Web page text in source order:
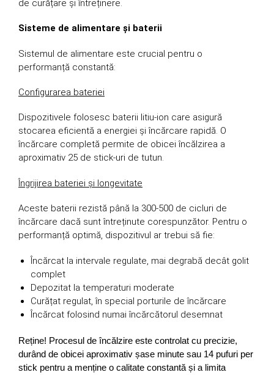
de curățare și întreținere.
Sisteme de alimentare și baterii
Sistemul de alimentare este crucial pentru o
performanță constantă:
Configurarea bateriei
Dispozitivele folosesc baterii litiu-ion care asigură
stocarea eficientă a energiei și încărcare rapidă. O
încărcare completă permite de obicei încălzirea a
aproximativ 25 de stick-uri de tutun.
Îngrijirea bateriei și longevitate
Aceste baterii rezistă până la 300-500 de cicluri de
încărcare dacă sunt întreținute corespunzător. Pentru o
performanță optimă, dispozitivul ar trebui să fie:
Încărcat la intervale regulate, mai degrabă decât golit
complet
Depozitat la temperaturi moderate
Curățat regulat, în special porturile de încărcare
Încărcat folosind numai încărcătorul desemnat
Reține! Procesul de încălzire este controlat cu precizie,
durând de obicei aproximativ șase minute sau 14 pufuri per
stick pentru a menține o calitate constantă și a limita